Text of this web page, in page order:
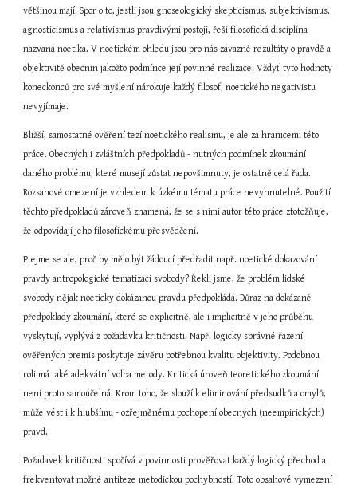
většinou mají. Spor o to, jestli jsou gnoseologický skepticismus, subjektivismus,
agnosticismus a relativismus pravdivými postoji, řeší filosofická disciplína
nazvaná noetika. V noetickém ohledu jsou pro nás závazné rezultáty o pravdě a
objektivitě obecnin jakožto podmínce její povinné realizace. Vždyť tyto hodnoty
koneckonců pro své myšlení nárokuje každý filosof, noetického negativistu
nevyjímaje.
Bližší, samostatné ověření tezí noetického realismu, je ale za hranicemi této
práce. Obecných i zvláštních předpokladů - nutných podmínek zkoumání
daného problému, které musejí zůstat nepovšimnuty, je ostatně celá řada.
Rozsahové omezení je vzhledem k úzkému tématu práce nevyhnutelné. Použití
těchto předpokladů zároveň znamená, že se s nimi autor této práce ztotožňuje,
že odpovídají jeho filosofickému přesvědčení.
Ptejme se ale, proč by mělo být žádoucí předřadit např. noetické dokazování
pravdy antropologické tematizaci svobody? Řekli jsme, že problém lidské
svobody nějak noeticky dokázanou pravdu předpokládá. Důraz na dokázané
předpoklady zkoumání, které se explicitně, ale i implicitně v jeho průběhu
vyskytují, vyplývá z požadavku kritičnosti. Např. logicky správné řazení
ověřených premis poskytuje závěru potřebnou kvalitu objektivity. Podobnou
roli má také adekvátní volba metody. Kritická úroveň teoretického zkoumání
není proto samoúčelná. Krom toho, že slouží k eliminování předsudků a omylů,
může vést i k hlubšímu - ozřejměnému pochopení obecných (neempirických)
pravd.
Požadavek kritičnosti spočívá v povinnosti prověřovat každý logický přechod a
frekventovat možné antiteze metodickou pochybností. Toto obsahové vymezení